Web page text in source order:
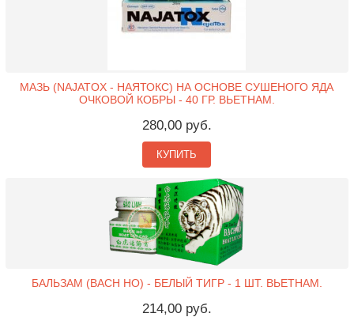
МАЗЬ (NAJATOX - НАЯТОКС) НА ОСНОВЕ СУШЕНОГО ЯДА
ОЧКОВОЙ КОБРЫ - 40 ГР. ВЬЕТНАМ.
280,00 руб.
КУПИТЬ
БАЛЬЗАМ (BACH HO) - БЕЛЫЙ ТИГР - 1 ШТ. ВЬЕТНАМ.
214,00 руб.